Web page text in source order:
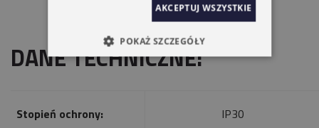
DANE TECHNICZNE:
Stopień ochrony: IP30
AKCEPTUJ WSZYSTKIE
POKAŻ SZCZEGÓŁY